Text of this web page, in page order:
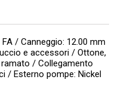
/ Canneggio: 12.00 mm
e accessori / Ottone,
/ Collegamento
/ Esterno pompe: Nickel